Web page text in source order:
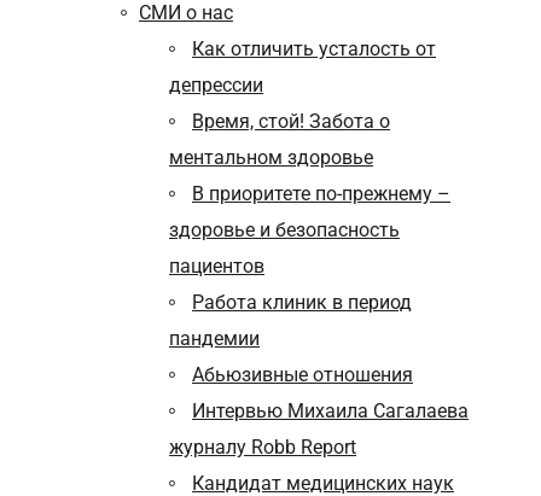
СМИ о нас
Как отличить усталость от
депрессии
Время, стой! Забота о
ментальном здоровье
В приоритете по-прежнему –
здоровье и безопасность
пациентов
Работа клиник в период
пандемии
Абьюзивные отношения
Интервью Михаила Сагалаева
журналу Robb Report
Кандидат медицинских наук